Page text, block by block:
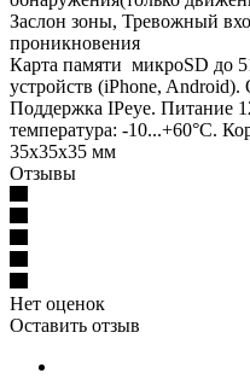
Заслон зоны, Тревожный
проникновения
Карта памяти микроSD до
устройств (iPhone,
Поддержка IPeye. Питание
температура: -10...+60°С.
35x35x35 мм
Отзывы
Нет оценок
Оставить отзыв